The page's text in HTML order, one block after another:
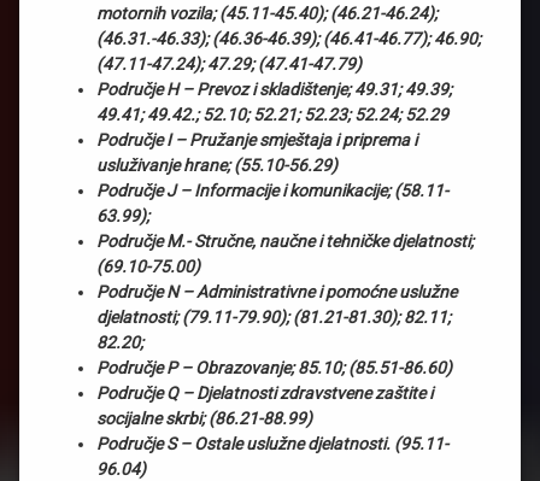
motornih vozila; (45.11-45.40); (46.21-46.24);
(46.31.-46.33); (46.36-46.39); (46.41-46.77); 46.90;
(47.11-47.24); 47.29; (47.41-47.79)
Područje H – Prevoz i skladištenje; 49.31; 49.39;
49.41; 49.42.; 52.10; 52.21; 52.23; 52.24; 52.29
Područje I – Pružanje smještaja i priprema i
usluživanje hrane; (55.10-56.29)
Područje J – Informacije i komunikacije; (58.11-
63.99);
Područje M.- Stručne, naučne i tehničke djelatnosti;
(69.10-75.00)
Područje N – Administrativne i pomoćne uslužne
djelatnosti; (79.11-79.90); (81.21-81.30); 82.11;
82.20;
Područje P – Obrazovanje; 85.10; (85.51-86.60)
Područje Q – Djelatnosti zdravstvene zaštite i
socijalne skrbi; (86.21-88.99)
Područje S – Ostale uslužne djelatnosti. (95.11-
96.04)